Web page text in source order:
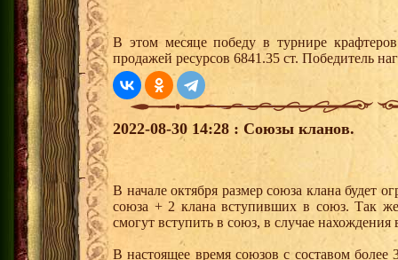
В этом месяце победу в турнире
продажей ресурсов 6841.35 ст. Победитель
2022-08-30 14:28 : Союзы кланов.
В начале октября размер союза клана будет
союза + 2 клана вступивших в союз. Так
смогут вступить в союз, в случае
В настоящее время союзов с составом